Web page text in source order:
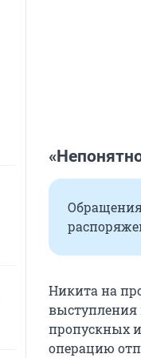
Обращения
Никита на
выступления
пропускных
операцию